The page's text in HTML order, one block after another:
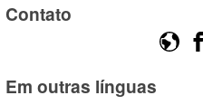
Contato
Em outras línguas